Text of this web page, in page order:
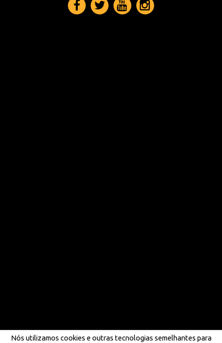
Nós utilizamos cookies e outras tecnologias semelhantes para